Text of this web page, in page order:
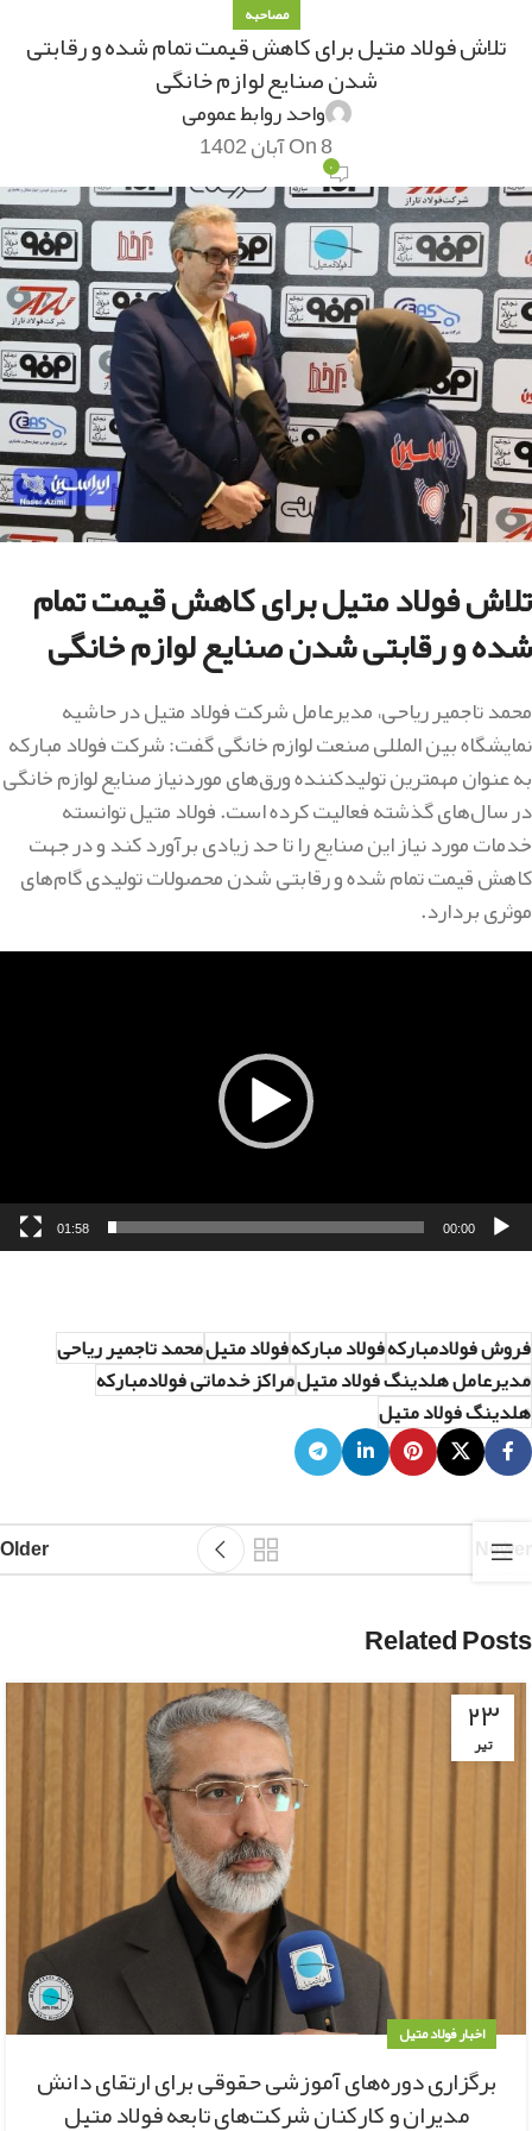
مصاحبه
تلاش فولاد متیل برای کاهش قیمت تمام شده و رقابتی
شدن صنایع لوازم خانگی
واحد روابط عمومی
On 8 آبان 1402۰
تلاش فولاد متیل برای کاهش قیمت تمام
شده و رقابتی شدن صنایع لوازم خانگی
محمد تاجمیر ریاحی، مدیرعامل شرکت فولاد متیل در حاشیه
نمایشگاه بین المللی صنعت لوازم خانگی گفت: شرکت فولاد مبارکه
به عنوان مهمترین تولیدکننده ورق‌های موردنیاز صنایع لوازم خانگی
در سال‌های گذشته فعالیت کرده است. فولاد متیل توانسته
خدمات مورد نیاز این صنایع را تا حد زیادی برآورد کند و در جهت
کاهش قیمت تمام شده و رقابتی شدن محصولات تولیدی گام‌های
موثری بردارد.
00:00
01:58
فروش فولادمبارکهفولاد مبارکهفولاد متیلمحمد تاجمیر ریاحی
مدیرعامل هلدینگ فولاد متیلمراکز خدماتی فولادمبارکه
هلدینگ فولاد متیل
Newer
Older
Related Posts
۲۳
تیر
اخبار فولاد متیل
برگزاری دوره‌های آموزشی حقوقی برای ارتقای دانش
مدیران و کارکنان شرکت‌های تابعه فولاد متیل